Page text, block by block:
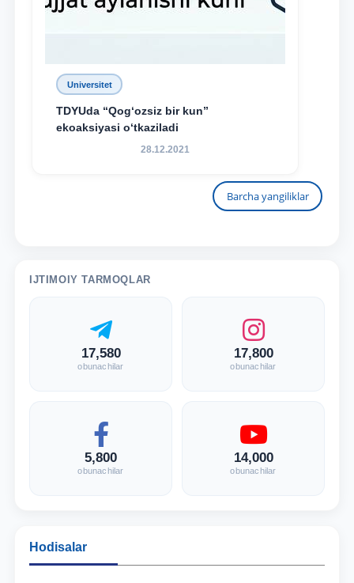
Universitet
TDYUda “Qog‘ozsiz bir kun”
ekoaksiyasi o‘tkaziladi
28.12.2021
Barcha yangiliklar
IJTIMOIY TARMOQLAR
17,580
obunachilar
17,800
obunachilar
5,800
obunachilar
14,000
obunachilar
Hodisalar